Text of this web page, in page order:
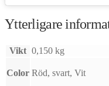
Ytterligare
Vikt 0,150 kg
Color Röd, svart, Vit